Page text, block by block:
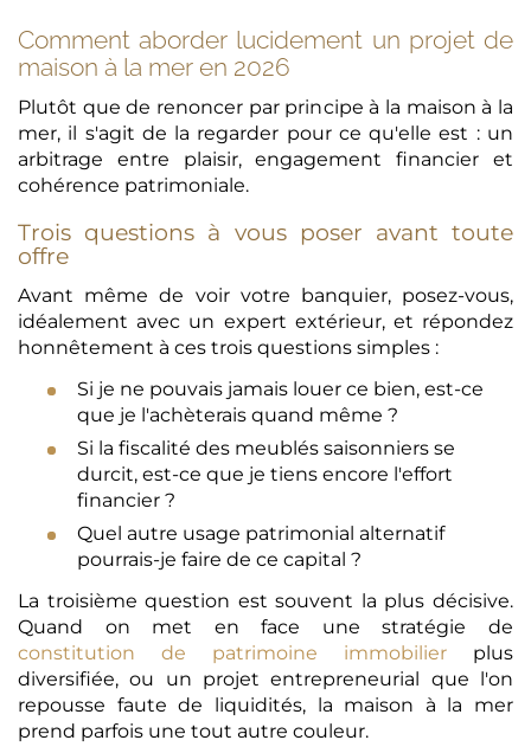
Comment aborder lucidement un projet de
maison à la mer en 2026
Plutôt que de renoncer par principe à la maison à la
mer, il s'agit de la regarder pour ce qu'elle est : un
arbitrage entre plaisir, engagement financier et
cohérence patrimoniale.
Trois questions à vous poser avant toute
offre
Avant même de voir votre banquier, posez-vous,
idéalement avec un expert extérieur, et répondez
honnêtement à ces trois questions simples :
Si je ne pouvais jamais louer ce bien, est-ce
que je l'achèterais quand même ?
Si la fiscalité des meublés saisonniers se
durcit, est-ce que je tiens encore l'effort
financier ?
Quel autre usage patrimonial alternatif
pourrais-je faire de ce capital ?
La troisième question est souvent la plus décisive.
Quand on met en face une stratégie de
constitution de patrimoine immobilier plus
diversifiée, ou un projet entrepreneurial que l'on
repousse faute de liquidités, la maison à la mer
prend parfois une tout autre couleur.